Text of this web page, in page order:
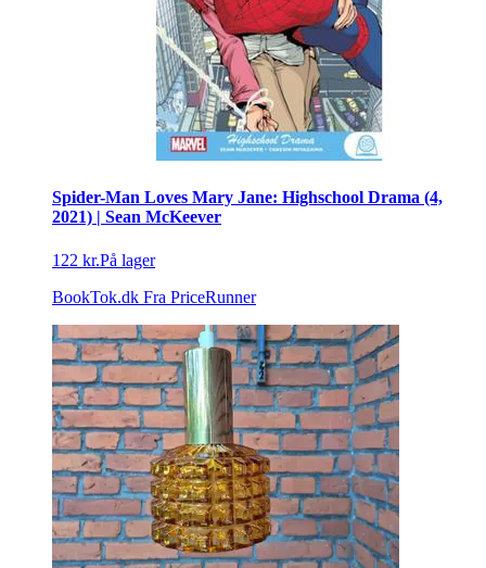
Spider-Man Loves Mary Jane: Highschool Drama (4,
2021) | Sean McKeever
122 kr.På lager
BookTok.dk Fra PriceRunner